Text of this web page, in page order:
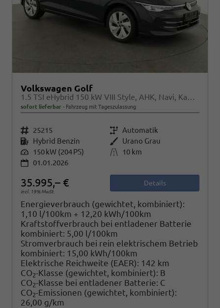
Volkswagen Golf
1.5 TSI eHybrid 150 kW VIII Style, AHK, Navi, Kamera, Side, LED-Plus
sofort lieferbar Fahrzeug mit Tageszulassung
Fahrzeugnr. 25215 Getriebe Automatik
Kraftstoff Hybrid Benzin Außenfarbe Urano Grau
Leistung 150 kW (204 PS) Kilometerstand
10 km
01.01.2026
35.995,– €
incl. 19% MwSt.
Details
Energieverbrauch (gewichtet, kombiniert):
1,10 l/100km + 12,20 kWh/100km
Kraftstoffverbrauch bei entladener Batterie
kombiniert: 5,00 l/100km
Stromverbrauch bei rein elektrischem Betrieb
kombiniert: 15,00 kWh/100km
Elektrische Reichweite (EAER): 142 km
CO2-Klasse (gewichtet, kombiniert): B
CO2-Klasse bei entladener Batterie: C
CO2-Emissionen (gewichtet, kombiniert):
26,00 g/km